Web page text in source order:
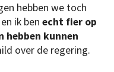
hebben we toch
ik ben echt fier op
hebben kunnen
over de regering.